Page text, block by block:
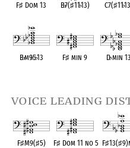
F♯ Dom 13 B♭7(♯11♭13) C7(♯11♭
B♭m9♭5♭13 F♯ min 9 D♭min 13
voice leading
F♯M9(♯5) F♯ Dom 11 no 5 F♯13(♯